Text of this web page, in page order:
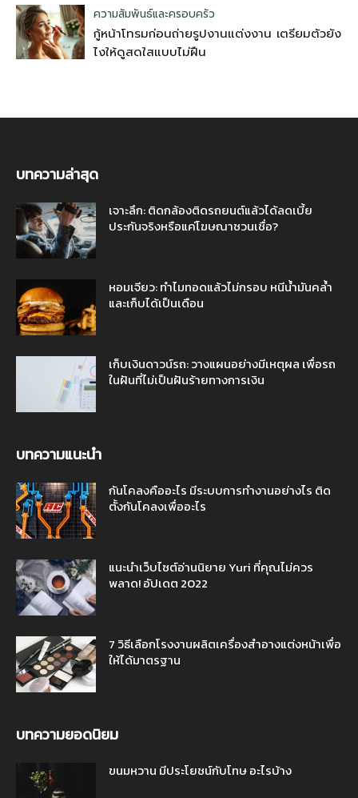
ความสัมพันธ์และครอบครัว
กู้หน้าโทรมก่อนถ่ายรูปงานแต่งงาน เตรียมตัวยัง
ไงให้ดูสดใสแบบไม่ฝืน
บทความล่าสุด
เจาะลึก: ติดกล้องติดรถยนต์แล้วได้ลดเบี้ย
ประกันจริงหรือแค่โฆษณาชวนเชื่อ?
หอมเจียว: ทำไมทอดแล้วไม่กรอบ หนีน้ำมันคล้ำ
และเก็บได้เป็นเดือน
เก็บเงินดาวน์รถ: วางแผนอย่างมีเหตุผล เพื่อรถ
ในฝันที่ไม่เป็นฝันร้ายทางการเงิน
บทความแนะนำ
กันโคลงคืออะไร มีระบบการทำงานอย่างไร ติด
ตั้งกันโคลงเพื่ออะไร
แนะนำเว็บไซต์อ่านนิยาย Yuri ที่คุณไม่ควร
พลาด! อัปเดต 2022
7 วิธีเลือกโรงงานผลิตเครื่องสำอางแต่งหน้าเพื่อ
ให้ได้มาตรฐาน
บทความยอดนิยม
ขนมหวาน มีประโยชน์กับโทษ อะไรบ้าง